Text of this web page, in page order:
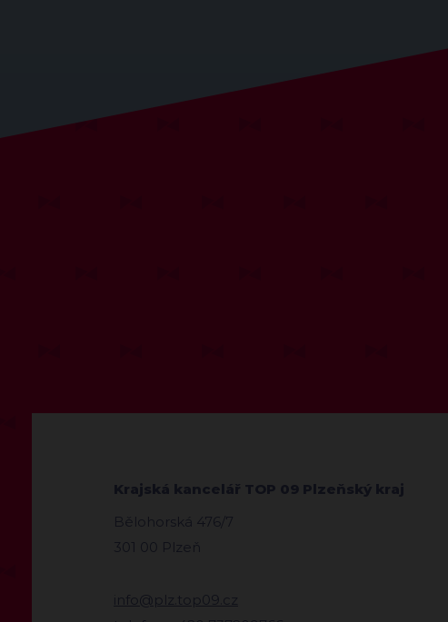
Krajská kancelář TOP 09 Plzeňský kraj
Bělohorská 476/7
301 00 Plzeň
info@plz.top09.cz